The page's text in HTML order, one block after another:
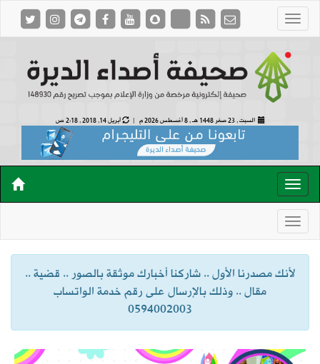
السبت , 23 صفر 1448 هـ , 8 أغسطس 2026 م | أبريل 14, 2018 , 2:18 ص
لأنك مصدرنا الأول .. شاركنا أخبارك موثقة بالصور .. قضية ..
مقال .. وذلك بالإرسال على رقم خدمة الواتساب
0594002003